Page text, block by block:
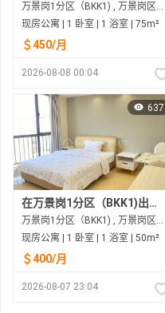
万景岗1分区（BKK1) , 万景岗区（BKK) , 金边市
现房公寓 | 1 卧室 | 1 浴室 | 75m²
＄450/月
2026-08-08 00:04
637
在万景岗1分区（BKK1)出租的现房公寓
万景岗1分区（BKK1) , 万景岗区（BKK) , 金边市
现房公寓 | 1 卧室 | 1 浴室 | 50m²
＄400/月
2026-08-07 23:04